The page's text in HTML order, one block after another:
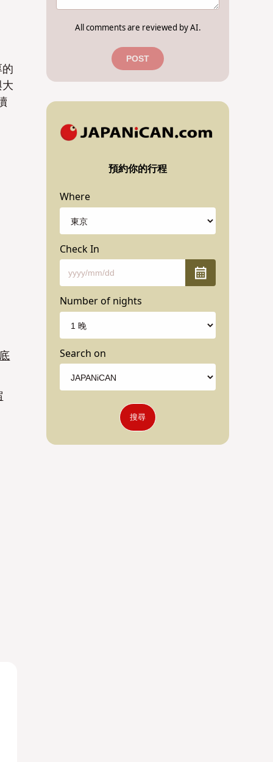
All comments are reviewed by AI.
POST
預約你的行程
Where
Check In
Number of nights
Search on
搜尋